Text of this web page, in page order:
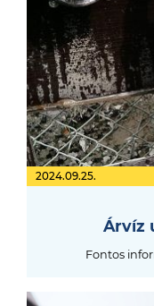
2024.09.25.
Árvíz
Fontos